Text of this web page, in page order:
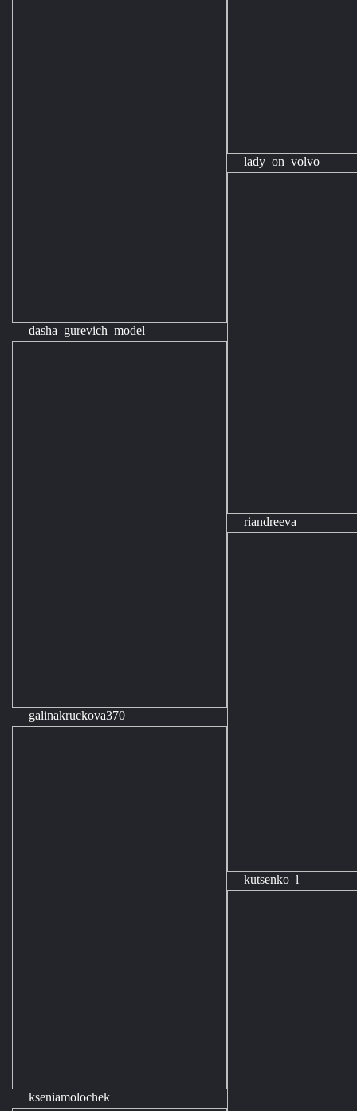
dasha_gurevich_model
galinakruckova370
kseniamolochek
lady_on_volvo
riandreeva
kutsenko_l